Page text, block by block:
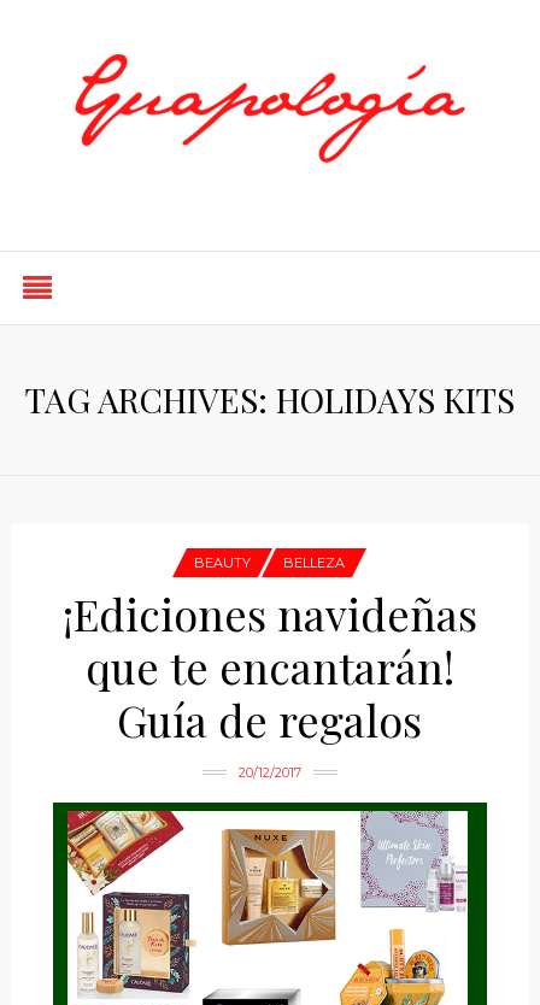
TAG ARCHIVES: HOLIDAYS KITS
BEAUTY BELLEZA
¡Ediciones navideñas
que te encantarán!
Guía de regalos
20/12/2017